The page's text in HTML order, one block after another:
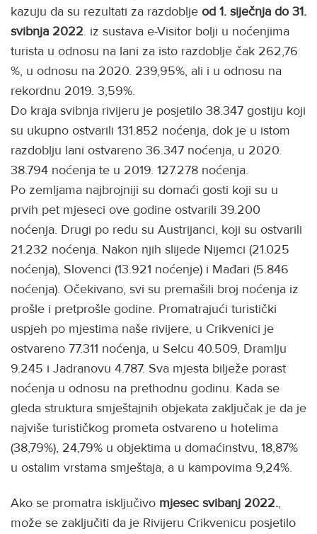
kazuju da su rezultati za razdoblje od 1. siječnja do 31.
svibnja 2022. iz sustava e-Visitor bolji u noćenjima
turista u odnosu na lani za isto razdoblje čak 262,76
%, u odnosu na 2020. 239,95%, ali i u odnosu na
rekordnu 2019. 3,59%.
Do kraja svibnja rivijeru je posjetilo 38.347 gostiju koji
su ukupno ostvarili 131.852 noćenja, dok je u istom
razdoblju lani ostvareno 36.347 noćenja, u 2020.
38.794 noćenja te u 2019. 127.278 noćenja.
Po zemljama najbrojniji su domaći gosti koji su u
prvih pet mjeseci ove godine ostvarili 39.200
noćenja. Drugi po redu su Austrijanci, koji su ostvarili
21.232 noćenja. Nakon njih slijede Nijemci (21.025
noćenja), Slovenci (13.921 noćenje) i Mađari (5.846
noćenja). Očekivano, svi su premašili broj noćenja iz
prošle i pretprošle godine. Promatrajući turistički
uspjeh po mjestima naše rivijere, u Crikvenici je
ostvareno 77.311 noćenja, u Selcu 40.509, Dramlju
9.245 i Jadranovu 4.787. Sva mjesta bilježe porast
noćenja u odnosu na prethodnu godinu. Kada se
gleda struktura smještajnih objekata zaključak je da je
najviše turističkog prometa ostvareno u hotelima
(38,79%), 24,79% u objektima u domaćinstvu, 18,87%
u ostalim vrstama smještaja, a u kampovima 9,24%.
Ako se promatra isključivo mjesec svibanj 2022.,
može se zaključiti da je Rivijeru Crikvenicu posjetilo